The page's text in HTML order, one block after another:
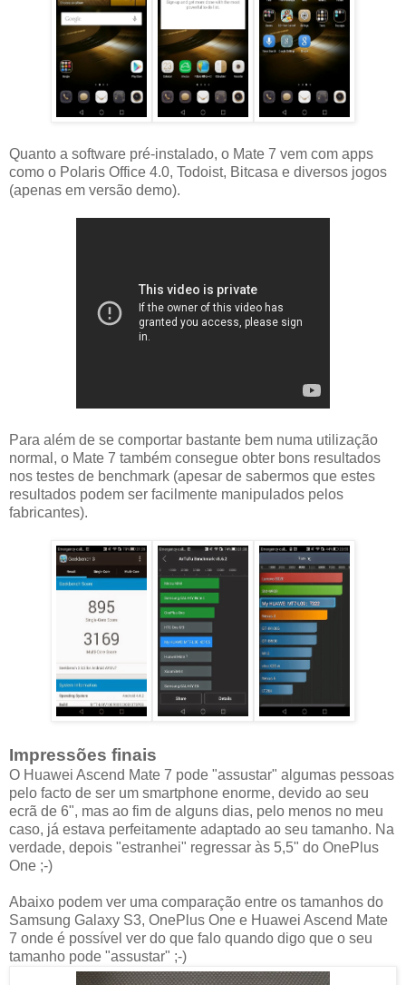
Quanto a software pré-instalado, o Mate 7 vem com apps
como o Polaris Office 4.0, Todoist, Bitcasa e diversos jogos
(apenas em versão demo).
Para além de se comportar bastante bem numa utilização
normal, o Mate 7 também consegue obter bons resultados
nos testes de benchmark (apesar de sabermos que estes
resultados podem ser facilmente manipulados pelos
fabricantes).
Impressões finais
O Huawei Ascend Mate 7 pode "assustar" algumas pessoas
pelo facto de ser um smartphone enorme, devido ao seu
ecrã de 6", mas ao fim de alguns dias, pelo menos no meu
caso, já estava perfeitamente adaptado ao seu tamanho. Na
verdade, depois "estranhei" regressar às 5,5" do OnePlus
One ;-)
Abaixo podem ver uma comparação entre os tamanhos do
Samsung Galaxy S3, OnePlus One e Huawei Ascend Mate
7 onde é possível ver do que falo quando digo que o seu
tamanho pode "assustar" ;-)